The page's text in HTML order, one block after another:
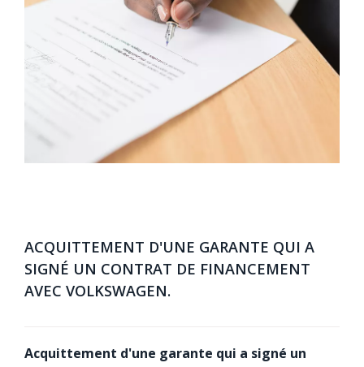
ACQUITTEMENT D'UNE GARANTE QUI A
SIGNÉ UN CONTRAT DE FINANCEMENT
AVEC VOLKSWAGEN.
Acquittement d'une garante qui a signé un